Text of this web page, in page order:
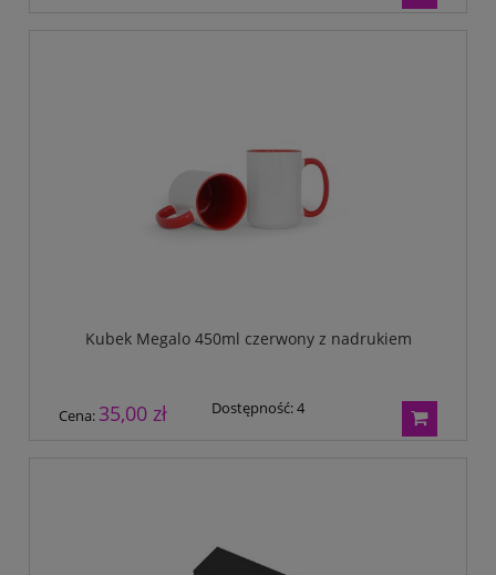
Kubek Megalo 450ml czerwony z nadrukiem
Cena: 35,00 zł Dostępność:4